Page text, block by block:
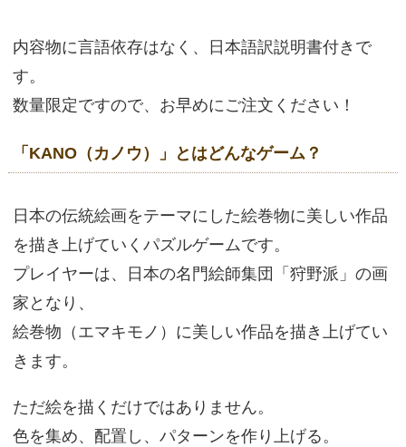
内容物に言語依存はなく、日本語訳説明書付きで
す。
数量限定ですので、お早めにご注文ください！
「KANO（カノウ）」とはどんなゲーム？
日本の伝統絵画をテーマにした絵巻物に美しい作品
を描き上げていくパズルゲームです。
プレイヤーは、日本の名門絵師集団「狩野派」の画
家となり、
絵巻物（エマキモノ）に美しい作品を描き上げてい
きます。
ただ絵を描くだけではありません。
色を集め、配置し、パターンを作り上げる。